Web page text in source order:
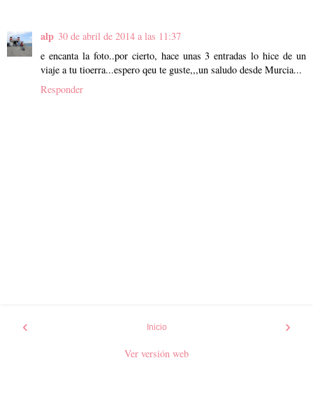
alp 30 de abril de 2014 a las 11:37
e encanta la foto..por cierto, hace unas 3 entradas lo hice de un
viaje a tu tioerra...espero qeu te guste,,,un saludo desde Murcia...
Responder
‹ ›
Inicio
Ver versión web